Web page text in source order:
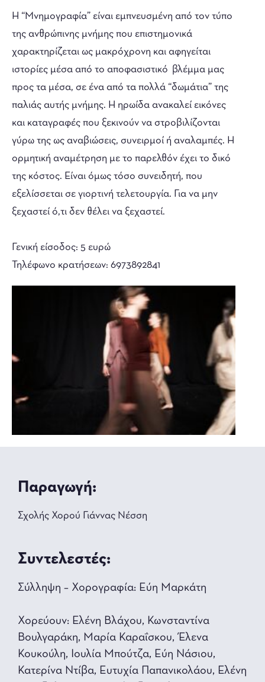
Η “Μνημογραφία” είναι εμπνευσμένη από τον τύπο
της ανθρώπινης μνήμης που επιστημονικά
χαρακτηρίζεται ως μακρόχρονη και αφηγείται
ιστορίες μέσα από το αποφασιστικό βλέμμα μας
προς τα μέσα, σε ένα από τα πολλά “δωμάτια” της
παλιάς αυτής μνήμης. Η ηρωίδα ανακαλεί εικόνες
και καταγραφές που ξεκινούν να στροβιλίζονται
γύρω της ως αναβιώσεις, συνειρμοί ή αναλαμπές. Η
ορμητική αναμέτρηση με το παρελθόν έχει το δικό
της κόστος. Είναι όμως τόσο συνειδητή, που
εξελίσσεται σε γιορτινή τελετουργία. Για να μην
ξεχαστεί ό,τι δεν θέλει να ξεχαστεί.
Γενική είσοδος: 5 ευρώ
Τηλέφωνο κρατήσεων: 6973892841
Παραγωγή:
Σχολής Χορού Γιάννας Νέσση
Συντελεστές:
Σύλληψη – Χορογραφία: Εύη Μαρκάτη
Χορεύουν: Ελένη Βλάχου, Κωνσταντίνα
Βουλγαράκη, Μαρία Καραΐσκου, Έλενα
Κουκούλη, Ιουλία Μπούτζα, Εύη Νάσιου,
Κατερίνα Ντίβα, Ευτυχία Παπανικολάου, Ελένη